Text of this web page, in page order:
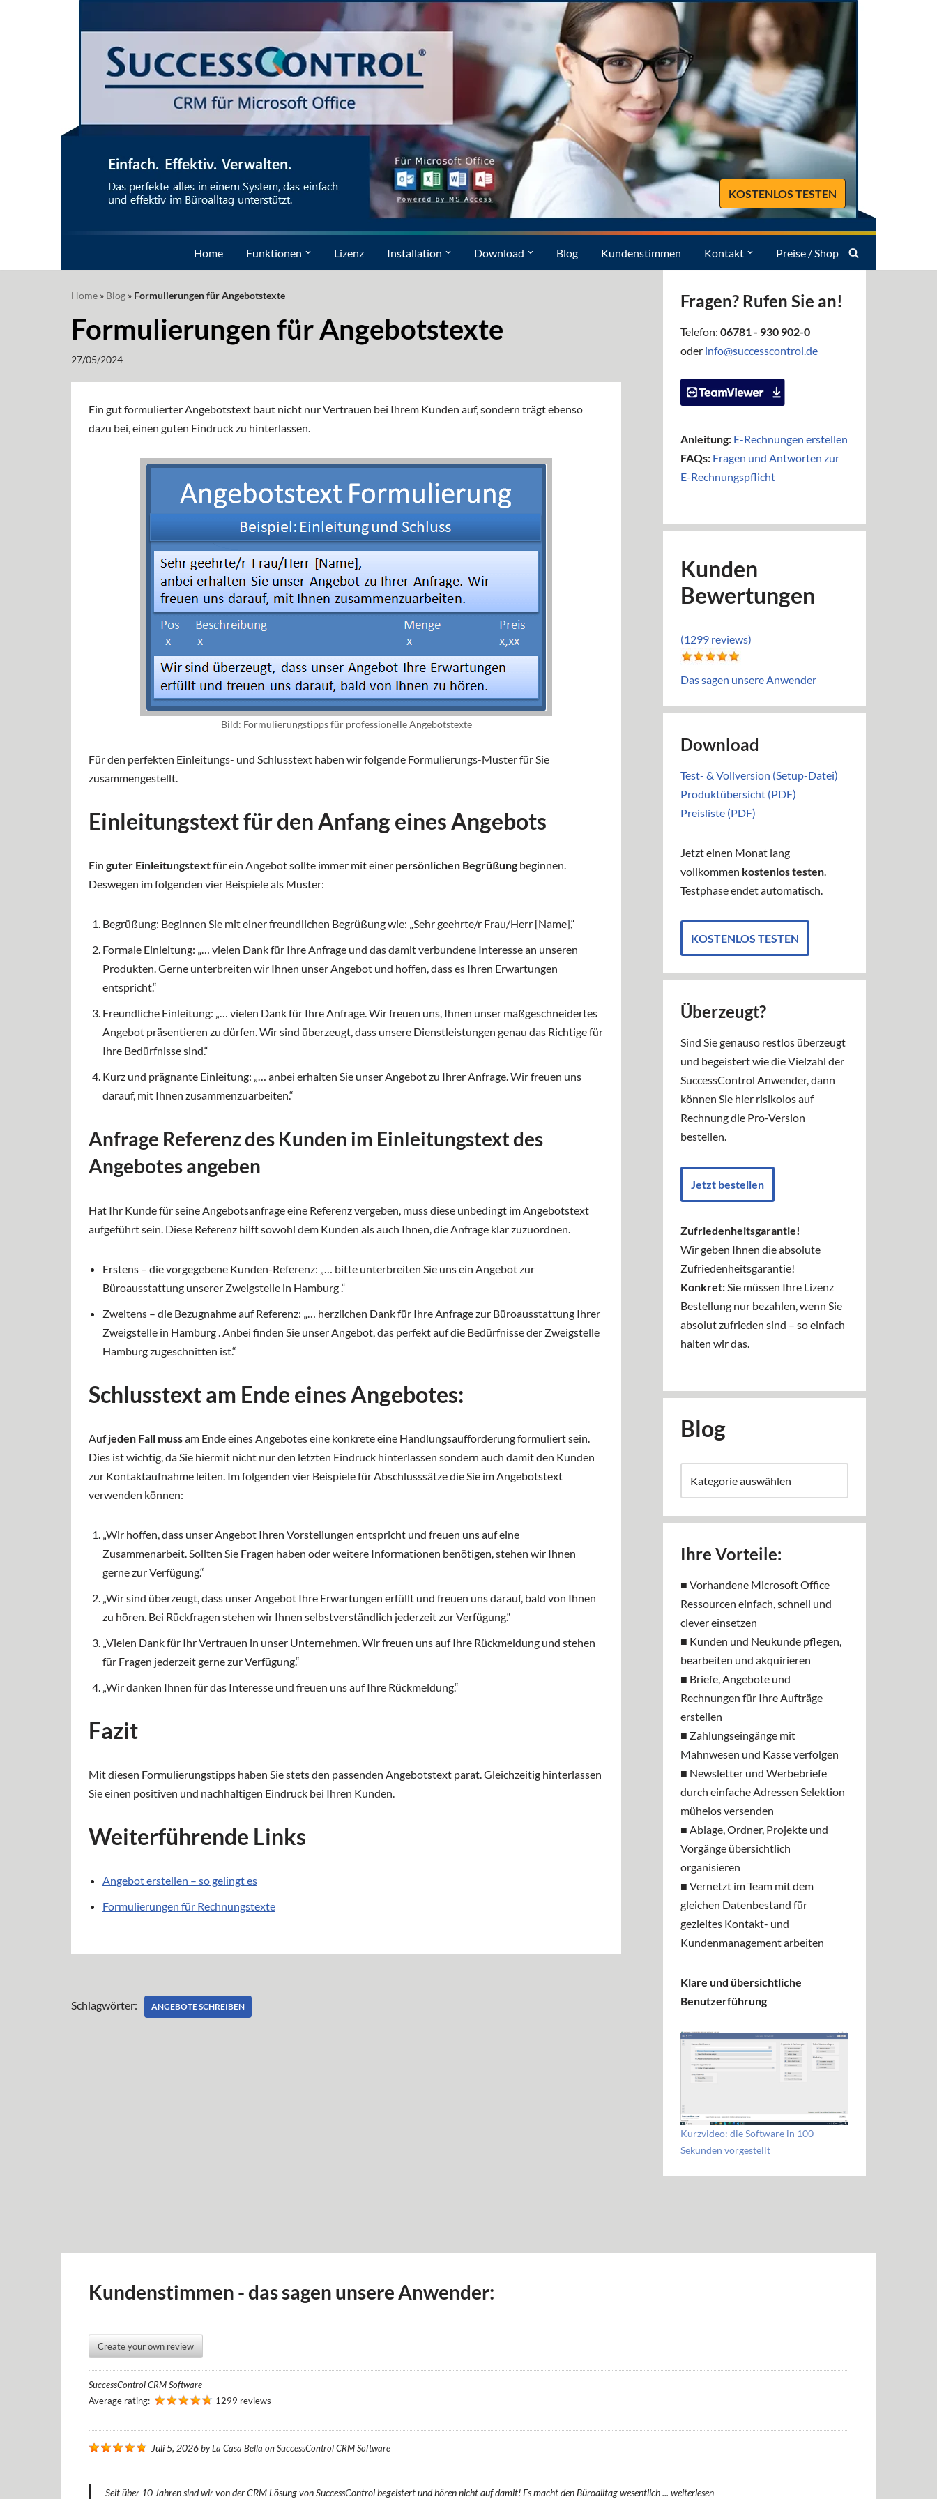
KOSTENLOS TESTEN
Home Funktionen Lizenz Installation Download Blog Kundenstimmen Kontakt Preise / Shop
Home » Blog » Formulierungen für Angebotstexte
Formulierungen für Angebotstexte
27/05/2024
Ein gut formulierter Angebotstext baut nicht nur Vertrauen bei Ihrem Kunden auf, sondern trägt ebenso
dazu bei, einen guten Eindruck zu hinterlassen.
Bild: Formulierungstipps für professionelle Angebotstexte
Für den perfekten Einleitungs- und Schlusstext haben wir folgende Formulierungs-Muster für Sie
zusammengestellt.
Einleitungstext für den Anfang eines Angebots
Ein guter Einleitungstextfür ein Angebot sollte immer mit einer persönlichen Begrüßung beginnen.
Deswegen im folgenden vier Beispiele als Muster:
Begrüßung: Beginnen Sie mit einer freundlichen Begrüßung wie: „Sehr geehrte/r Frau/Herr [Name],“
Formale Einleitung: „… vielen Dank für Ihre Anfrage und das damit verbundene Interesse an unseren
Produkten. Gerne unterbreiten wir Ihnen unser Angebot und hoffen, dass es Ihren Erwartungen
entspricht.“
Freundliche Einleitung: „… vielen Dank für Ihre Anfrage. Wir freuen uns, Ihnen unser maßgeschneidertes
Angebot präsentieren zu dürfen. Wir sind überzeugt, dass unsere Dienstleistungen genau das Richtige für
Ihre Bedürfnisse sind.“
Kurz und prägnante Einleitung: „… anbei erhalten Sie unser Angebot zu Ihrer Anfrage. Wir freuen uns
darauf, mit Ihnen zusammenzuarbeiten.“
Anfrage Referenz des Kunden im Einleitungstext des
Angebotes angeben
Hat Ihr Kunde für seine Angebotsanfrage eine Referenz vergeben, muss diese unbedingt im Angebotstext
aufgeführt sein. Diese Referenz hilft sowohl dem Kunden als auch Ihnen, die Anfrage klar zuzuordnen.
Erstens – die vorgegebene Kunden-Referenz: „… bitte unterbreiten Sie uns ein Angebot zur
Büroausstattung unserer Zweigstelle in Hamburg .“
Zweitens – die Bezugnahme auf Referenz: „… herzlichen Dank für Ihre Anfrage zur Büroausstattung Ihrer
Zweigstelle in Hamburg . Anbei finden Sie unser Angebot, das perfekt auf die Bedürfnisse der Zweigstelle
Hamburg zugeschnitten ist.“
Schlusstext am Ende eines Angebotes:
Aufjeden Fall mussam Ende eines Angebotes eine konkrete eine Handlungsaufforderung formuliert sein.
Dies ist wichtig, da Sie hiermit nicht nur den letzten Eindruck hinterlassen sondern auch damit den Kunden
zur Kontaktaufnahme leiten. Im folgenden vier Beispiele für Abschlusssätze die Sie im Angebotstext
verwenden können:
„Wir hoffen, dass unser Angebot Ihren Vorstellungen entspricht und freuen uns auf eine
Zusammenarbeit. Sollten Sie Fragen haben oder weitere Informationen benötigen, stehen wir Ihnen
gerne zur Verfügung.“
„Wir sind überzeugt, dass unser Angebot Ihre Erwartungen erfüllt und freuen uns darauf, bald von Ihnen
zu hören. Bei Rückfragen stehen wir Ihnen selbstverständlich jederzeit zur Verfügung.“
„Vielen Dank für Ihr Vertrauen in unser Unternehmen. Wir freuen uns auf Ihre Rückmeldung und stehen
für Fragen jederzeit gerne zur Verfügung.“
„Wir danken Ihnen für das Interesse und freuen uns auf Ihre Rückmeldung.“
Fazit
Mit diesen Formulierungstipps haben Sie stets den passenden Angebotstext parat. Gleichzeitig hinterlassen
Sie einen positiven und nachhaltigen Eindruck bei Ihren Kunden.
Weiterführende Links
Angebot erstellen – so gelingt es
Formulierungen für Rechnungstexte
Schlagwörter: ANGEBOTE SCHREIBEN
Fragen? Rufen Sie an!
Telefon: 06781 - 930 902-0
oder info@successcontrol.de
Anleitung: E-Rechnungen erstellen
FAQs: Fragen und Antworten zur
E-Rechnungspflicht
Kunden
Bewertungen
(1299 reviews)
Das sagen unsere Anwender
Download
Test- & Vollversion (Setup-Datei)
Produktübersicht (PDF)
Preisliste (PDF)
Jetzt einen Monat lang
vollkommen kostenlos testen.
Testphase endet automatisch.
KOSTENLOS TESTEN
Überzeugt?
Sind Sie genauso restlos überzeugt
und begeistert wie die Vielzahl der
SuccessControl Anwender, dann
können Sie hier risikolos auf
Rechnung die Pro-Version
bestellen.
Jetzt bestellen
Zufriedenheitsgarantie!
Wir geben Ihnen die absolute
Zufriedenheitsgarantie!
Konkret:Sie müssen Ihre Lizenz
Bestellung nur bezahlen, wenn Sie
absolut zufrieden sind – so einfach
halten wir das.
Blog
Ihre Vorteile:
■ Vorhandene Microsoft Office
Ressourcen einfach, schnell und
clever einsetzen
■ Kunden und Neukunde pflegen,
bearbeiten und akquirieren
■ Briefe, Angebote und
Rechnungen für Ihre Aufträge
erstellen
■ Zahlungseingänge mit
Mahnwesen und Kasse verfolgen
■ Newsletter und Werbebriefe
durch einfache Adressen Selektion
mühelos versenden
■ Ablage, Ordner, Projekte und
Vorgänge übersichtlich
organisieren
■ Vernetzt im Team mit dem
gleichen Datenbestand für
gezieltes Kontakt- und
Kundenmanagement arbeiten
Klare und übersichtliche
Benutzerführung
Kurzvideo: die Software in 100
Sekunden vorgestellt
Kundenstimmen - das sagen unsere Anwender:
Create your own review
SuccessControl CRM Software
Average rating:
1299 reviews
Juli 5, 2026byLa Casa Bella onSuccessControl CRM Software
Seit über 10 Jahren sind wir von der CRM Lösung von SuccessControl begeistert und hören nicht auf damit! Es macht den Büroalltag wesentlich ... weiterlesen